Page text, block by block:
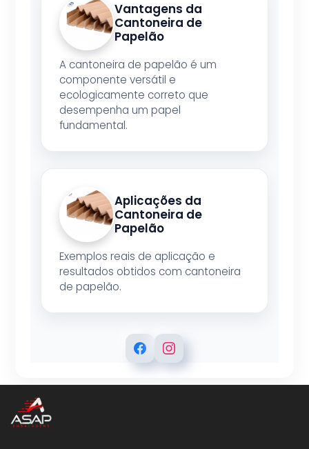
Vantagens da
Cantoneira de
Papelão
A cantoneira de papelão é um
componente versátil e
ecologicamente correto que
desempenha um papel
fundamental.
Aplicações da
Cantoneira de
Papelão
Exemplos reais de aplicação e
resultados obtidos com cantoneira
de papelão.